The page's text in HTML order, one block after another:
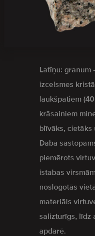
Latīņu: granum
izcelsmes
laukšpatiem
krāsainiem
blīvāks, cietāks
Dabā
piemērots
istabas
noslogotās
materiāls
salizturīgs, līdz
apdarē.